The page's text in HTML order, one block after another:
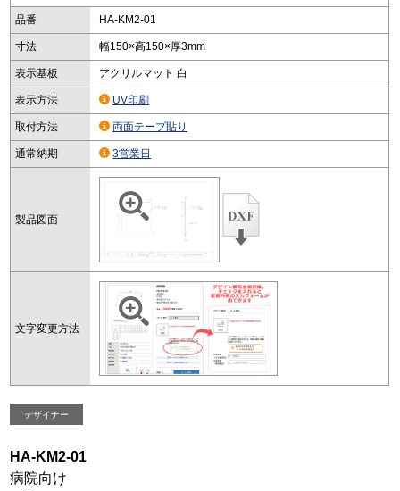
品番 HA-KM2-01
寸法 幅150×高150×厚3mm
表示基板 アクリルマット 白
表示方法 UV印刷
取付方法 両面テープ貼り
通常納期 3営業日
製品図面
文字変更方法
デザイナー
HA-KM2-01
病院向け